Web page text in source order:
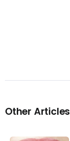
Other Articles